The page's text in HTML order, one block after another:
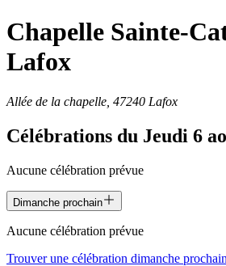
Chapelle Sainte-
Lafox
Allée de la chapelle, 47240 Lafox
Célébrations du Jeudi 6
Aucune célébration prévue
Dimanche prochain
Aucune célébration prévue
Trouver une célébration dimanche